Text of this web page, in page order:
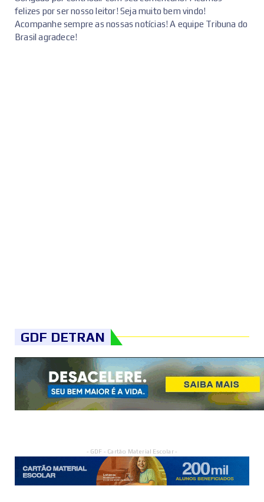
felizes por ser nosso leitor! Seja muito bem vindo!
Acompanhe sempre as nossas notícias! A equipe Tribuna do
Brasil agradece!
GDF DETRAN
- GDF - Cartão Material Escolar -